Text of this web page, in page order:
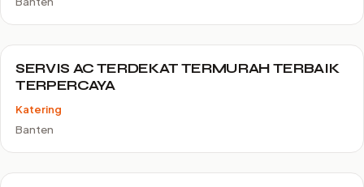
SERVIS AC TERDEKAT TERMURAH TERBAIK
TERPERCAYA
Katering
Banten